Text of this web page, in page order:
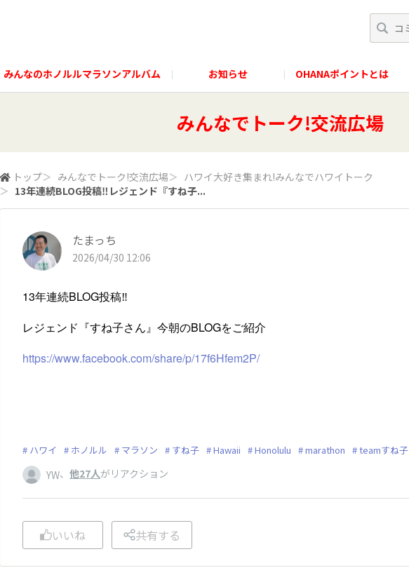
みんなのホノルルマラソンアルバム お知らせ OHANAポイントとは
みんなでトーク!交流広場
トップ＞ みんなでトーク!交流広場＞ ハワイ大好き集まれ!みんなでハワイトーク
＞ 13年連続BLOG投稿‼️レジェンド『すね子...
たまっち
2026/04/30 12:06
13年連続BLOG投稿‼️
レジェンド『すね子さん』今朝のBLOGをご紹介
https://www.facebook.com/share/p/17f6Hfem2P/
ハワイ ホノルル マラソン すね子 Hawaii Honolulu marathon teamすね子
YW、 他27人がリアクション
いいね 共有する